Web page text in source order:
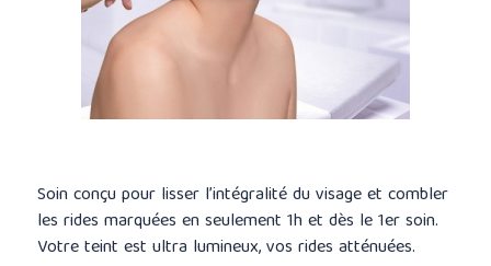
Soin conçu pour lisser l’intégralité du visage et combler
les rides marquées en seulement 1h et dès le 1er soin.
Votre teint est ultra lumineux, vos rides atténuées.